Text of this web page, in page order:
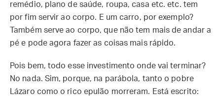
remédio, plano de saúde, roupa, casa etc. etc. tem
por fim servir ao corpo. E um carro, por exemplo?
Também serve ao corpo, que não tem mais de andar a
pé e pode agora fazer as coisas mais rápido.
Pois bem, todo esse investimento onde vai terminar?
No nada. Sim, porque, na parábola, tanto o pobre
Lázaro como o rico epulão morreram. Está escrito: